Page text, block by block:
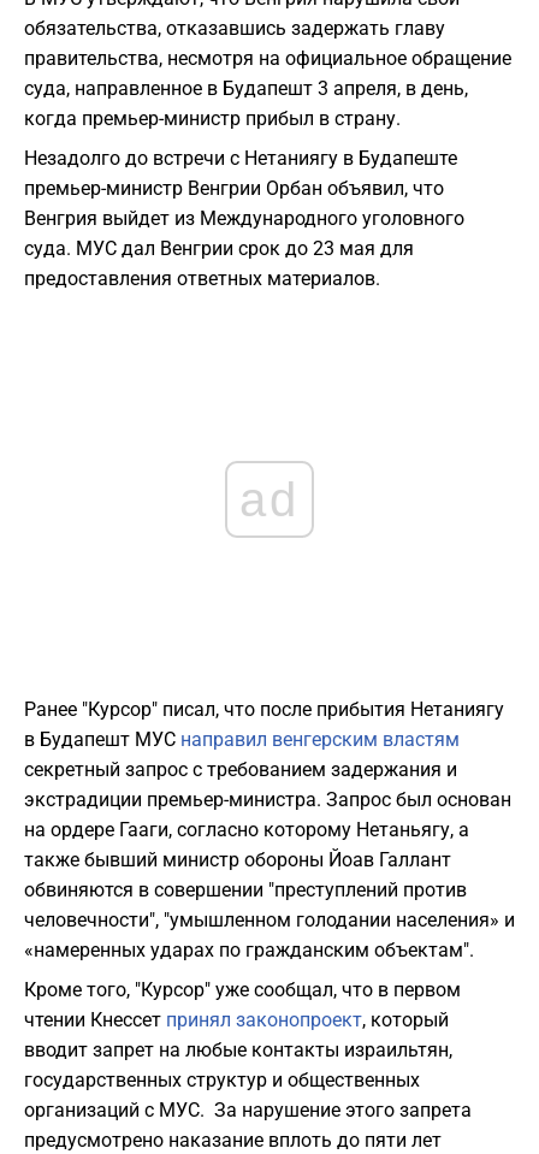
обязательства, отказавшись задержать главу
правительства, несмотря на официальное обращение
суда, направленное в Будапешт 3 апреля, в день,
когда премьер-министр прибыл в страну.
Незадолго до встречи с Нетаниягу в Будапеште
премьер-министр Венгрии Орбан объявил, что
Венгрия выйдет из Международного уголовного
суда. МУС дал Венгрии срок до 23 мая для
предоставления ответных материалов.
ad
Ранее "Курсор" писал, что после прибытия Нетаниягу
в Будапешт МУС направил венгерским властям
секретный запрос с требованием задержания и
экстрадиции премьер-министра. Запрос был основан
на ордере Гааги, согласно которому Нетаньягу, а
также бывший министр обороны Йоав Галлант
обвиняются в совершении "преступлений против
человечности", "умышленном голодании населения» и
«намеренных ударах по гражданским объектам".
Кроме того, "Курсор" уже сообщал, что в первом
чтении Кнессет принял законопроект, который
вводит запрет на любые контакты израильтян,
государственных структур и общественных
организаций с МУС. За нарушение этого запрета
предусмотрено наказание вплоть до пяти лет